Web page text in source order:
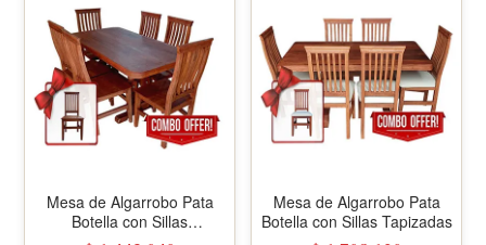
Mesa de Algarrobo Pata
Botella con Sillas
Ergonómicas
Mesa de Algarrobo Pata
Botella con Sillas Tapizadas